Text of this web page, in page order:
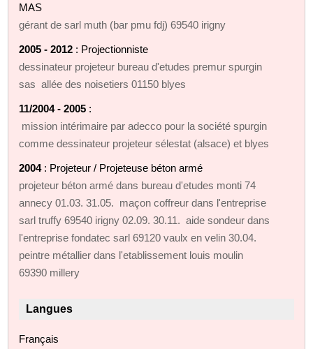
MAS
gérant de sarl muth (bar pmu fdj) 69540 irigny
2005 - 2012 : Projectionniste
dessinateur projeteur bureau d'etudes premur spurgin
sas allée des noisetiers 01150 blyes
11/2004 - 2005 :
mission intérimaire par adecco pour la société spurgin
comme dessinateur projeteur sélestat (alsace) et blyes
2004: Projeteur / Projeteuse béton armé
projeteur béton armé dans bureau d'etudes monti 74
annecy 01.03. 31.05. maçon coffreur dans l'entreprise
sarl truffy 69540 irigny 02.09. 30.11. aide sondeur dans
l'entreprise fondatec sarl 69120 vaulx en velin 30.04.
peintre métallier dans l'etablissement louis moulin
69390 millery
Langues
Français